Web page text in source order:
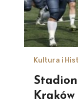
Kultura i
Kraków